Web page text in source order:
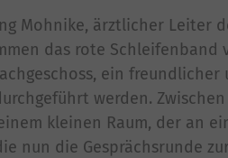
Mohnike, ärztlicher Leiter
das rote Schleifenband
ein
werden.
kleinen Raum, der an
nun die Gesprächsrunde